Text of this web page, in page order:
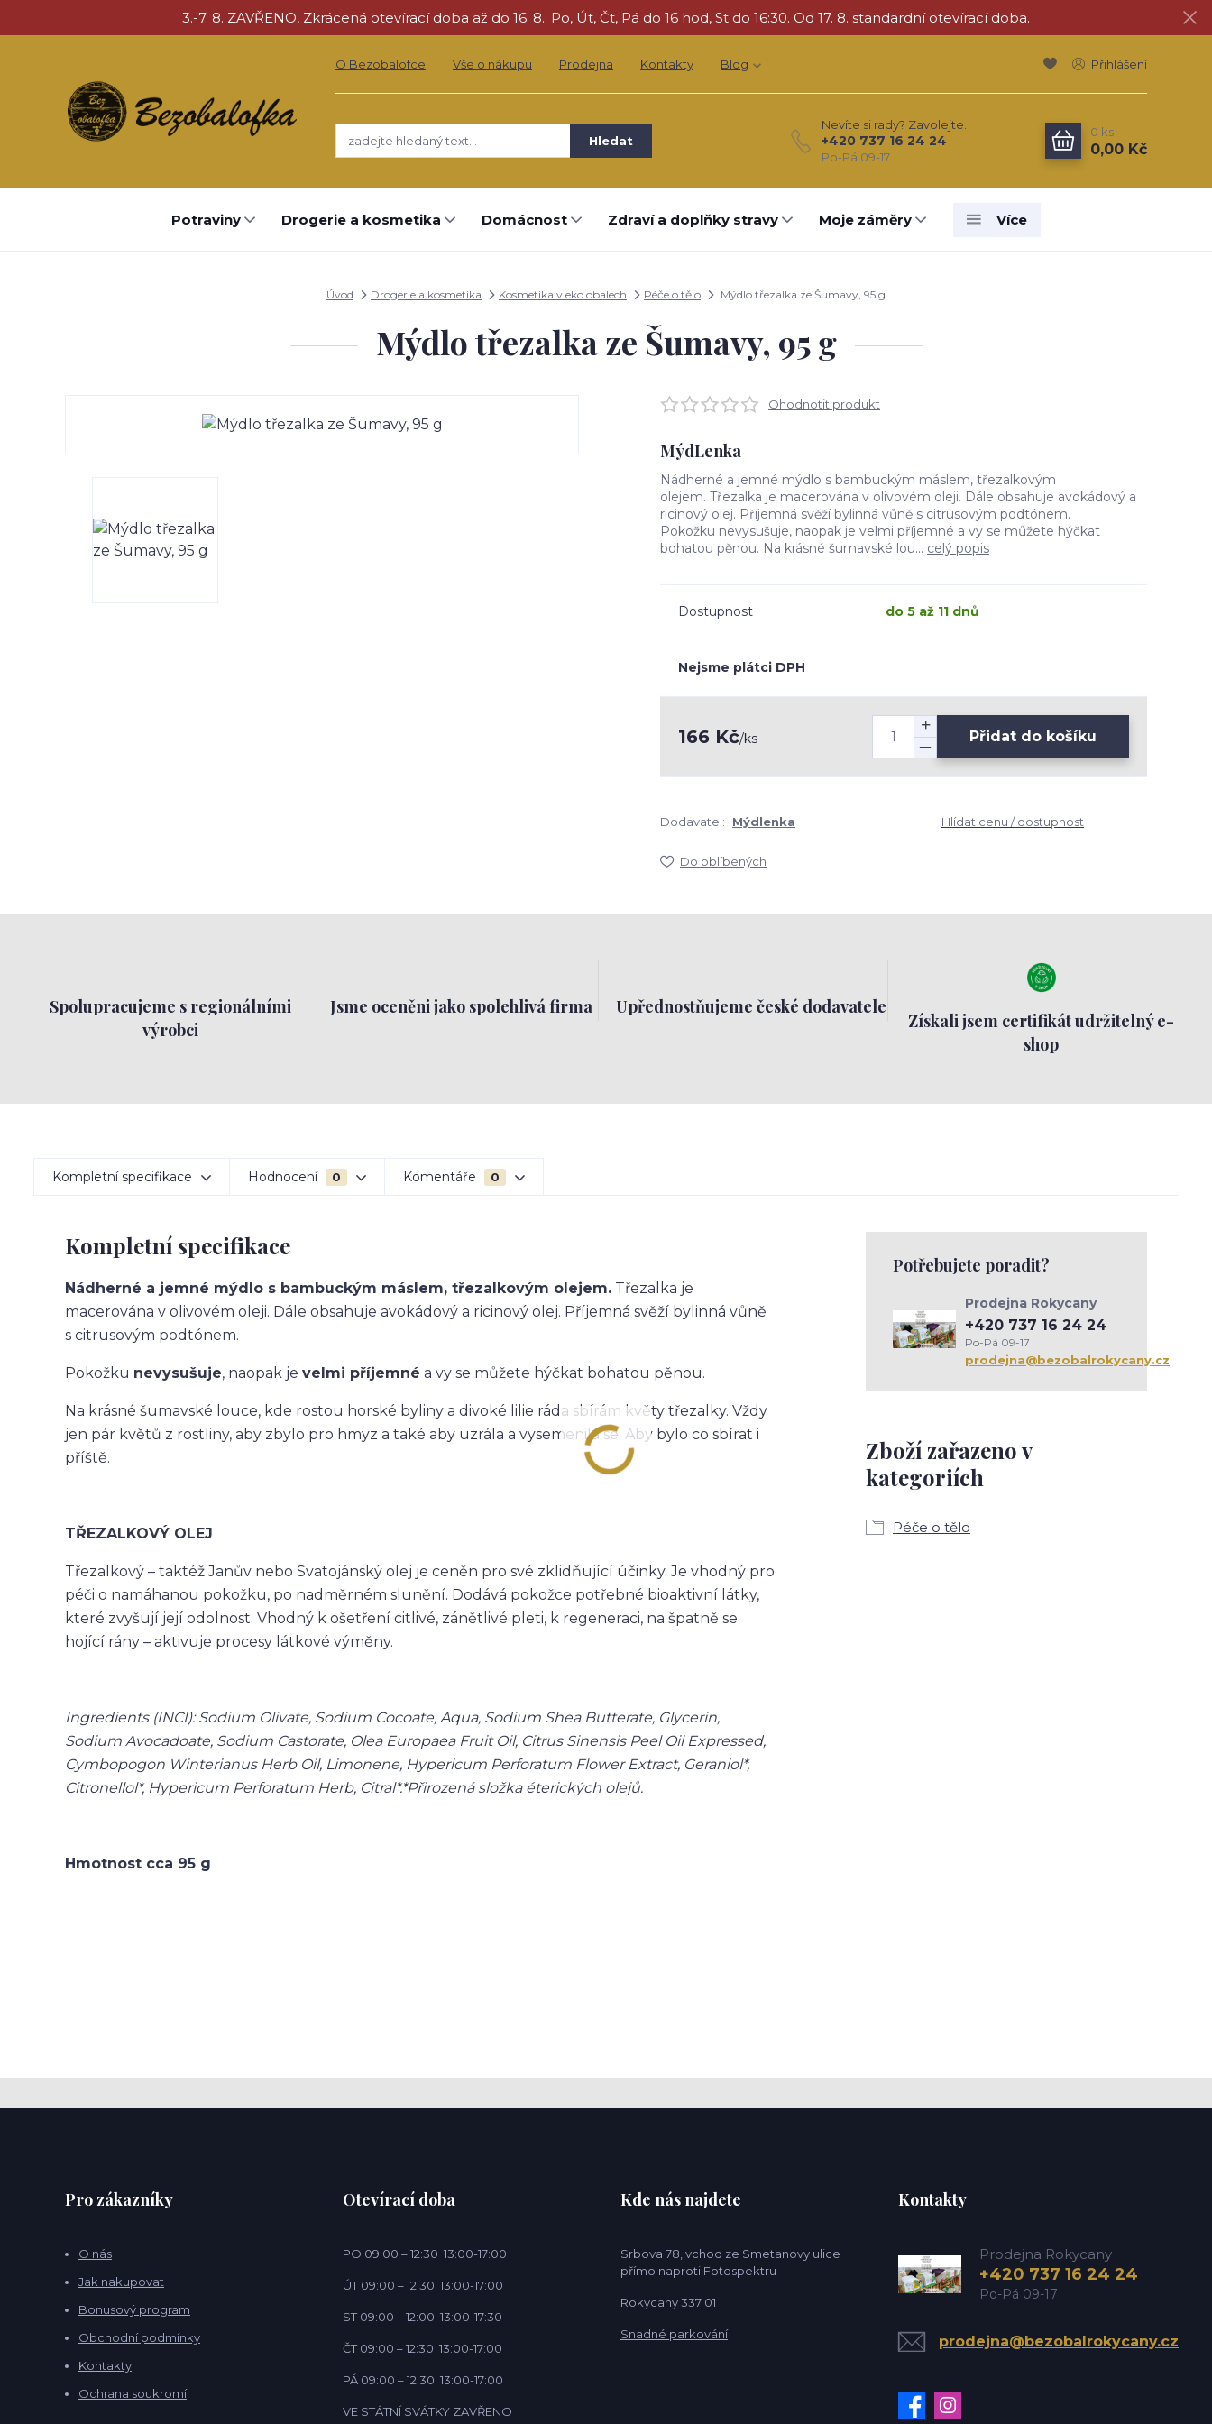
3.-7. 8. ZAVŘENO, Zkrácená otevírací doba až do 16. 8.: Po, Út, Čt, Pá do 16 hod, St do 16:30. Od 17. 8. standardní otevírací doba.
O Bezobalofce Vše o nákupu Prodejna Kontakty Blog Přihlášení
Hledat
Nevíte si rady? Zavolejte.
+420 737 16 24 24
Po-Pá 09-17
0 ks
0,00 Kč
Potraviny Drogerie a kosmetika Domácnost Zdraví a doplňky stravy Moje záměry Více
Úvod Drogerie a kosmetika Kosmetika v eko obalech Péče o tělo Mýdlo třezalka ze Šumavy, 95 g
Mýdlo třezalka ze Šumavy, 95 g
Ohodnotit produkt
MýdLenka
Nádherné a jemné mýdlo s bambuckým máslem, třezalkovým
olejem. Třezalka je macerována v olivovém oleji. Dále obsahuje avokádový a
ricinový olej. Příjemná svěží bylinná vůně s citrusovým podtónem.
Pokožku nevysušuje, naopak je velmi příjemné a vy se můžete hýčkat
bohatou pěnou. Na krásné šumavské lou... celý popis
Dostupnost do 5 až 11 dnů
Nejsme plátci DPH
166 Kč/ks Přidat do košíku
Dodavatel: Mýdlenka Hlídat cenu / dostupnost
Do oblíbených
Spolupracujeme s regionálními
výrobci
Jsme oceněni jako spolehlivá firma Upřednostňujeme české dodavatele
Získali jsem certifikát udržitelný e-
shop
Kompletní specifikace Hodnocení 0 Komentáře 0
Kompletní specifikace
Nádherné a jemné mýdlo s bambuckým máslem, třezalkovým olejem. Třezalka je
macerována v olivovém oleji. Dále obsahuje avokádový a ricinový olej. Příjemná svěží bylinná vůně
s citrusovým podtónem.
Pokožku nevysušuje, naopak je velmi příjemné a vy se můžete hýčkat bohatou pěnou.
Na krásné šumavské louce, kde rostou horské byliny a divoké lilie ráda sbírám květy třezalky. Vždy
jen pár květů z rostliny, aby zbylo pro hmyz a také aby uzrála a vysemenila se. Aby bylo co sbírat i
příště.
TŘEZALKOVÝ OLEJ
Třezalkový – taktéž Janův nebo Svatojánský olej je ceněn pro své zklidňující účinky. Je vhodný pro
péči o namáhanou pokožku, po nadměrném slunění. Dodává pokožce potřebné bioaktivní látky,
které zvyšují její odolnost. Vhodný k ošetření citlivé, zánětlivé pleti, k regeneraci, na špatně se
hojící rány – aktivuje procesy látkové výměny.
Ingredients (INCI): Sodium Olivate, Sodium Cocoate, Aqua, Sodium Shea Butterate, Glycerin,
Sodium Avocadoate, Sodium Castorate, Olea Europaea Fruit Oil, Citrus Sinensis Peel Oil Expressed,
Cymbopogon Winterianus Herb Oil, Limonene, Hypericum Perforatum Flower Extract, Geraniol*,
Citronellol*, Hypericum Perforatum Herb, Citral*.*Přirozená složka éterických olejů.
Hmotnost cca 95 g
Zboží zařazeno v
kategoriích
Péče o tělo
Potřebujete poradit?
Prodejna Rokycany
+420 737 16 24 24
Po-Pá 09-17
prodejna@bezobalrokycany.cz
Pro zákazníky
O nás
Jak nakupovat
Bonusový program
Obchodní podmínky
Kontakty
Ochrana soukromí
Otevírací doba
PO 09:00 – 12:30 13:00-17:00
ÚT 09:00 – 12:30 13:00-17:00
ST 09:00 – 12:00 13:00-17:30
ČT 09:00 – 12:30 13:00-17:00
PÁ 09:00 – 12:30 13:00-17:00
VE STÁTNÍ SVÁTKY ZAVŘENO
Kde nás najdete
Srbova 78, vchod ze Smetanovy ulice
přímo naproti Fotospektru
Rokycany 337 01
Snadné parkování
Kontakty
Prodejna Rokycany
+420 737 16 24 24
Po-Pá 09-17
prodejna@bezobalrokycany.cz